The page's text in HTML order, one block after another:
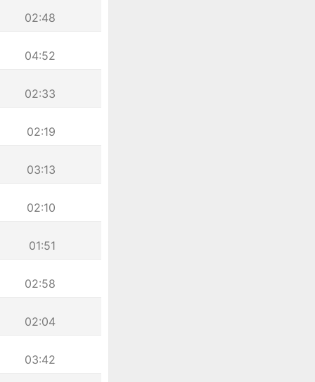
02:48
04:52
02:33
02:19
03:13
02:10
01:51
02:58
02:04
03:42